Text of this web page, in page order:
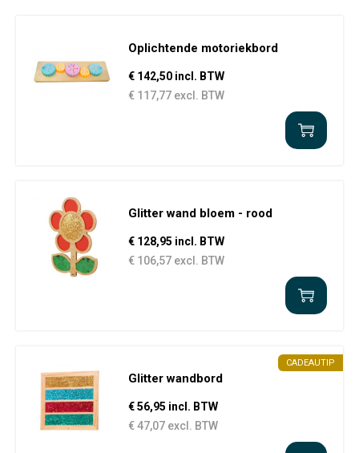
Oplichtende motoriekbord
€ 142,50 incl. BTW
€ 117,77 excl. BTW
Glitter wand bloem - rood
€ 128,95 incl. BTW
€ 106,57 excl. BTW
CADEAUTIP
Glitter wandbord
€ 56,95 incl. BTW
€ 47,07 excl. BTW